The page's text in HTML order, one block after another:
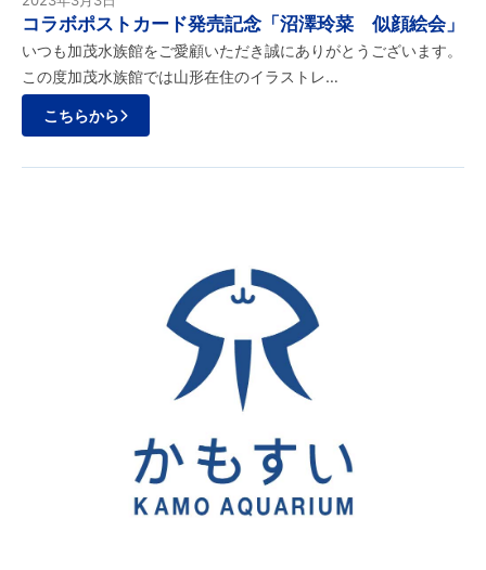
コラボポストカード発売記念「沼澤玲菜 似顔絵会」
いつも加茂水族館をご愛顧いただき誠にありがとうございます。
この度加茂水族館では山形在住のイラストレ…
こちらから